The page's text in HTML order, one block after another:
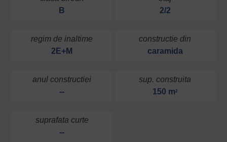
B
2/2
regim de inaltime
2E+M
constructie din
caramida
anul constructiei
--
sup. construita
150 m2
suprafata curte
--